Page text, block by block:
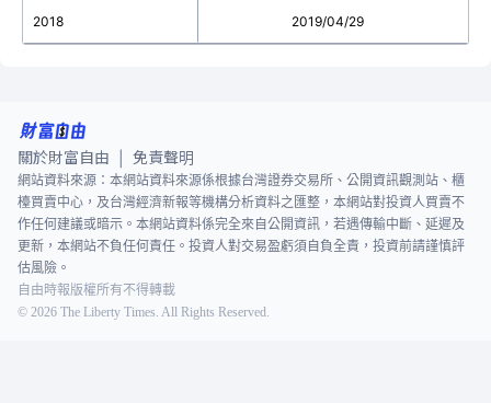
2018 2019/04/29
關於財富自由 免責聲明
網站資料來源：本網站資料來源係根據台灣證券交易所、公開資訊觀測站、櫃
檯買賣中心，及台灣經濟新報等機構分析資料之匯整，本網站對投資人買賣不
作任何建議或暗示。本網站資料係完全來自公開資訊，若遇傳輸中斷、延遲及
更新，本網站不負任何責任。投資人對交易盈虧須自負全責，投資前請謹慎評
估風險。
自由時報版權所有不得轉載
© 2026 The Liberty Times. All Rights Reserved.